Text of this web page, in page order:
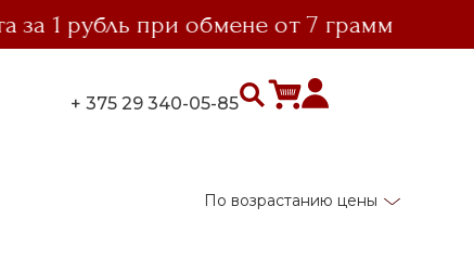
1 рубль при обмене от 7 грамм
+ 375 29 340-05-85
По возрастанию цены